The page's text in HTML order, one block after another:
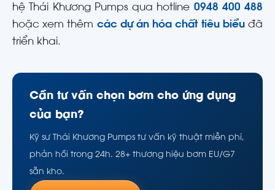
hệ Thái Khương Pumps qua hotline 0948 400 488
hoặc xem thêm các dự án hóa chất tiêu biểuđã
triển khai.
Cần tư vấn chọn bơm cho ứng dụng
của bạn?
Kỹ sư Thái Khương Pumps tư vấn kỹ thuật miễn phí,
phản hồi trong 24h. 28+ thương hiệu bơm EU/G7
sẵn kho.